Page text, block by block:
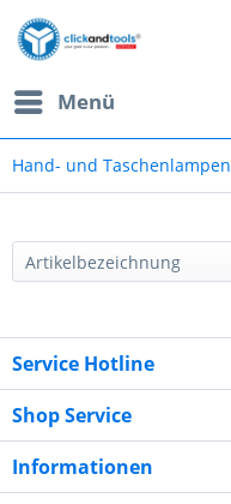
Menü
Hand- und Taschenlampen
Service Hotline
Shop Service
Informationen